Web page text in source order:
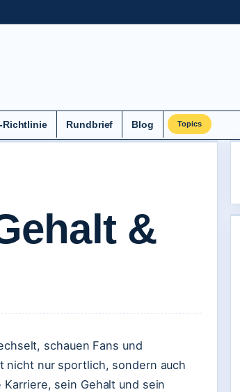
Richtlinie Rundbrief Blog Topics
&
schauen Fans und
nicht nur sportlich, sondern auch
sein Gehalt und sein